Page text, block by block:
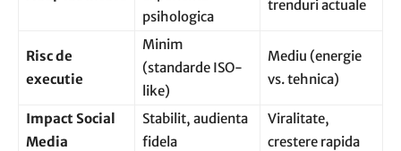
psihologica
trenduri actuale
Risc de
executie
Minim
(standarde ISO-
like)
Mediu (energie
vs. tehnica)
Impact Social
Media
Stabilit, audienta
fidela
Viralitate,
crestere rapida